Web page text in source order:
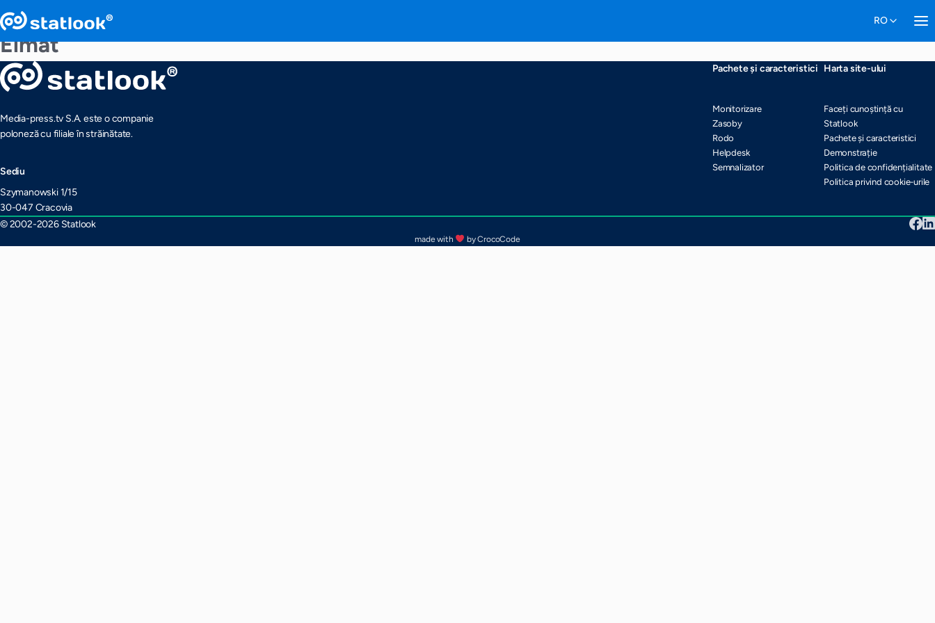
Elmat
Media-press.tv S.A. este o companie
poloneză cu filiale în străinătate.
Sediu
Szymanowski 1/15
30-047 Cracovia
Pachete și caracteristici
Monitorizare
Zasoby
Rodo
Helpdesk
Semnalizator
Harta site-ului
Faceți cunoștință cu
Statlook
Pachete și caracteristici
Demonstrație
Politica de confidențialitate
Politica privind cookie-urile
© 2002-2026 Statlook
made with by CrocoCode